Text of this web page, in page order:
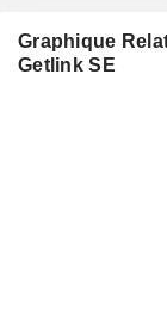
Graphique
Getlink SE